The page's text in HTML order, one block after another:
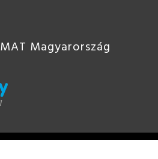
Magyarország